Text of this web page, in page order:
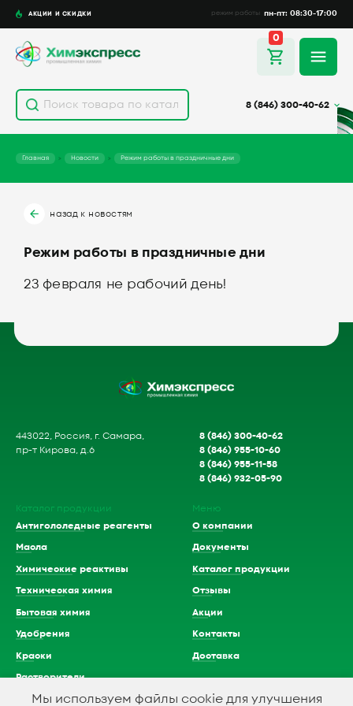
АКЦИИ И СКИДКИ режим работы пн-пт: 08:30-17:00
8 (846) 300-40-62
0
Главная Новости Режим работы в праздничные дни
назад к новостям
Режим работы в праздничные дни
23 февраля не рабочий день!
443022, Россия, г. Самара,
пр-т Кирова, д.6
8 (846) 300-40-62
8 (846) 955-10-60
8 (846) 955-11-58
8 (846) 932-05-90
Каталог продукции
Антигололедные реагенты
Масла
Химические реактивы
Техническая химия
Бытовая химия
Удобрения
Краски
Растворители
Кислоты
Меню
О компании
Документы
Каталог продукции
Отзывы
Акции
Контакты
Доставка
Мы используем файлы cookie для улучшения